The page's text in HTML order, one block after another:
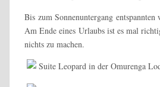
Bis zum Sonnenuntergang
Am Ende eines Urlaubs ist es mal
nichts zu machen.